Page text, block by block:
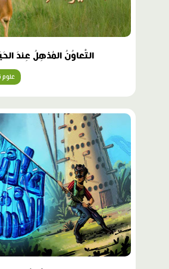
التَّعاوُنُ المُذهِلُ عِندَ
علوم
محتوى